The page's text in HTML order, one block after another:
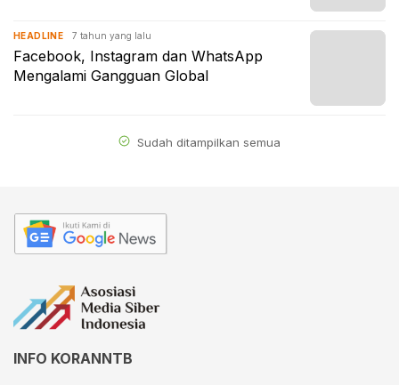
HEADLINE 7 tahun yang lalu
Facebook, Instagram dan WhatsApp
Mengalami Gangguan Global
Sudah ditampilkan semua
INFO KORANNTB